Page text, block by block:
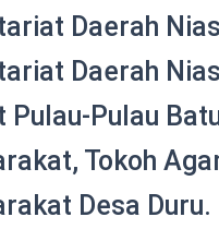
Daerah
Daerah
Pulau-Pulau
Tokoh
Desa Duru.